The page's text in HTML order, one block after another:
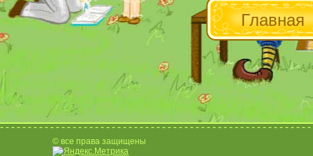
Главная
© все права защищены